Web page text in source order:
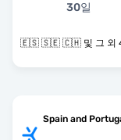
30일
🇪🇸 🇸🇪 🇨🇭 및
Spain and